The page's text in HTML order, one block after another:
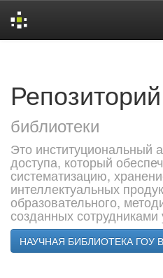
Репозиторий
библиотеки
Это институциональный
доступа, который
систематизацию,
интеллектуальных
образовательного,
созданных сотрудниками
НАУЧНАЯ БИБЛИОТЕКА ГОУ